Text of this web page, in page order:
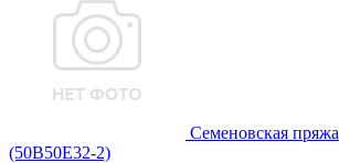
Семеновская пряжа
(50В50Е32-2)